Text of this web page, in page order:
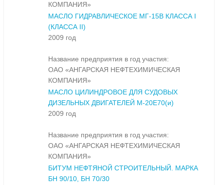
КОМПАНИЯ»
МАСЛО ГИДРАВЛИЧЕСКОЕ МГ-15В КЛАССА I
(КЛАССА II)
2009 год
Название предприятия в год участия:
ОАО «АНГАРСКАЯ НЕФТЕХИМИЧЕСКАЯ
КОМПАНИЯ»
МАСЛО ЦИЛИНДРОВОЕ ДЛЯ СУДОВЫХ
ДИЗЕЛЬНЫХ ДВИГАТЕЛЕЙ М-20Е70(и)
2009 год
Название предприятия в год участия:
ОАО «АНГАРСКАЯ НЕФТЕХИМИЧЕСКАЯ
КОМПАНИЯ»
БИТУМ НЕФТЯНОЙ СТРОИТЕЛЬНЫЙ. МАРКА
БН 90/10, БН 70/30